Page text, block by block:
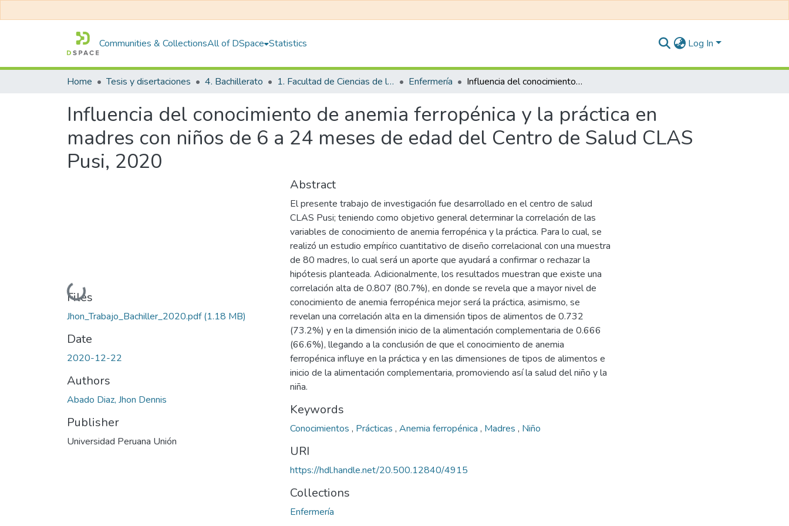
Communities & CollectionsAll of DSpace Statistics Log In
Home Tesis y disertaciones 4. Bachillerato 1. Facultad de Ciencias de la Salud Enfermería Influencia del conocimiento de anemia ferropénica y la práctica en madres con niños de 6 a 24 meses de edad del Centro de Salud CLAS Pusi, 2020
Influencia del conocimiento de anemia ferropénica y la práctica en
madres con niños de 6 a 24 meses de edad del Centro de Salud CLAS
Pusi, 2020
Loading...
Files
Jhon_Trabajo_Bachiller_2020.pdf(1.18 MB)
Date
2020-12-22
Authors
Abado Diaz, Jhon Dennis
Publisher
Universidad Peruana Unión
Abstract
El presente trabajo de investigación fue desarrollado en el centro de salud
CLAS Pusi; teniendo como objetivo general determinar la correlación de las
variables de conocimiento de anemia ferropénica y la práctica. Para lo cual, se
realizó un estudio empírico cuantitativo de diseño correlacional con una muestra
de 80 madres, lo cual será un aporte que ayudará a confirmar o rechazar la
hipótesis planteada. Adicionalmente, los resultados muestran que existe una
correlación alta de 0.807 (80.7%), en donde se revela que a mayor nivel de
conocimiento de anemia ferropénica mejor será la práctica, asimismo, se
revelan una correlación alta en la dimensión tipos de alimentos de 0.732
(73.2%) y en la dimensión inicio de la alimentación complementaria de 0.666
(66.6%), llegando a la conclusión de que el conocimiento de anemia
ferropénica influye en la práctica y en las dimensiones de tipos de alimentos e
inicio de la alimentación complementaria, promoviendo así la salud del niño y la
niña.
Keywords
Conocimientos , Prácticas , Anemia ferropénica , Madres , Niño
URI
https://hdl.handle.net/20.500.12840/4915
Collections
Enfermería